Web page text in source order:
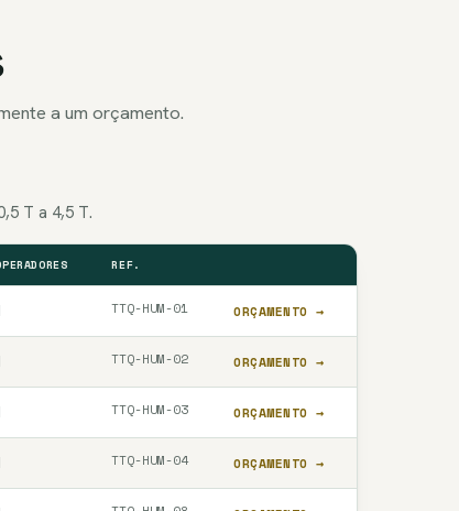
a um orçamento.
T a 4,5 T.
REF.
TTQ-HUM-01 ORÇAMENTO →
TTQ-HUM-02 ORÇAMENTO →
TTQ-HUM-03 ORÇAMENTO →
TTQ-HUM-04 ORÇAMENTO →